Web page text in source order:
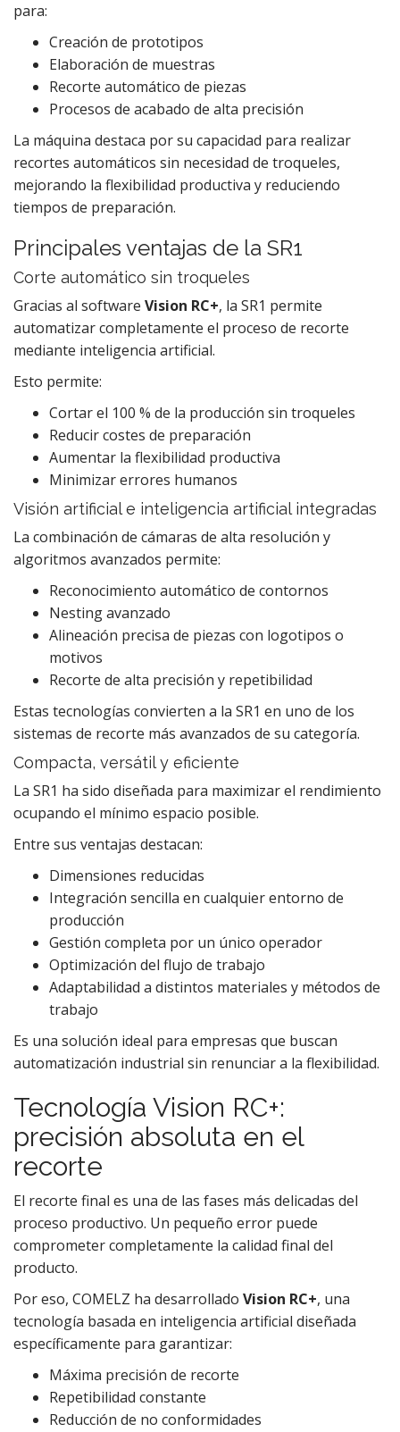
para:
Creación de prototipos
Elaboración de muestras
Recorte automático de piezas
Procesos de acabado de alta precisión
La máquina destaca por su capacidad para realizar
recortes automáticos sin necesidad de troqueles,
mejorando la flexibilidad productiva y reduciendo
tiempos de preparación.
Principales ventajas de la SR1
Corte automático sin troqueles
Gracias al software Vision RC+, la SR1 permite
automatizar completamente el proceso de recorte
mediante inteligencia artificial.
Esto permite:
Cortar el 100 % de la producción sin troqueles
Reducir costes de preparación
Aumentar la flexibilidad productiva
Minimizar errores humanos
Visión artificial e inteligencia artificial integradas
La combinación de cámaras de alta resolución y
algoritmos avanzados permite:
Reconocimiento automático de contornos
Nesting avanzado
Alineación precisa de piezas con logotipos o
motivos
Recorte de alta precisión y repetibilidad
Estas tecnologías convierten a la SR1 en uno de los
sistemas de recorte más avanzados de su categoría.
Compacta, versátil y eficiente
La SR1 ha sido diseñada para maximizar el rendimiento
ocupando el mínimo espacio posible.
Entre sus ventajas destacan:
Dimensiones reducidas
Integración sencilla en cualquier entorno de
producción
Gestión completa por un único operador
Optimización del flujo de trabajo
Adaptabilidad a distintos materiales y métodos de
trabajo
Es una solución ideal para empresas que buscan
automatización industrial sin renunciar a la flexibilidad.
Tecnología Vision RC+:
precisión absoluta en el
recorte
El recorte final es una de las fases más delicadas del
proceso productivo. Un pequeño error puede
comprometer completamente la calidad final del
producto.
Por eso, COMELZ ha desarrollado Vision RC+, una
tecnología basada en inteligencia artificial diseñada
específicamente para garantizar:
Máxima precisión de recorte
Repetibilidad constante
Reducción de no conformidades